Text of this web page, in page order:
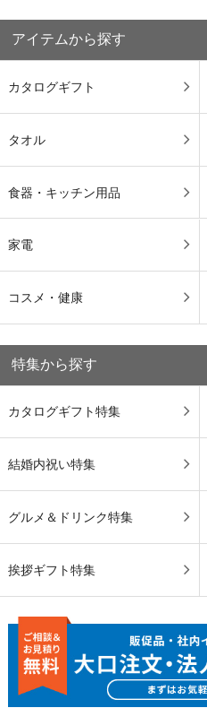
アイテムから探す
カタログギフト
タオル
食器・キッチン用品
家電
コスメ・健康
特集から探す
カタログギフト特集
結婚内祝い特集
グルメ＆ドリンク特集
挨拶ギフト特集